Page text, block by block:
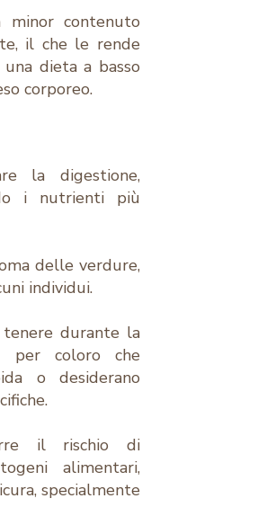
contenuto
il che le rende
dieta a basso
corporeo.
la digestione,
i nutrienti più
delle verdure,
individui.
durante la
per coloro che
o desiderano
il rischio di
alimentari,
specialmente